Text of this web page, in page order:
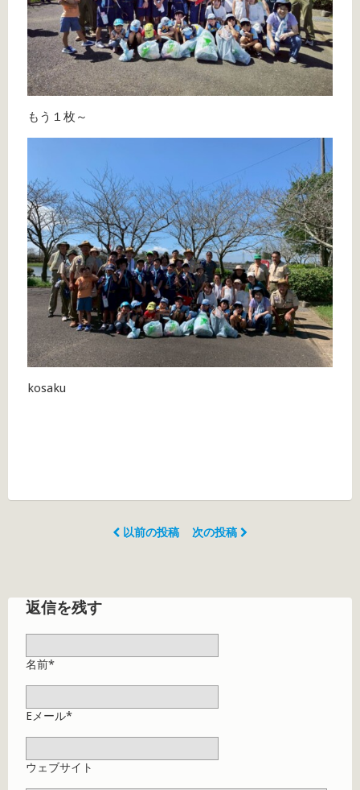
もう１枚～
kosaku
以前の投稿 次の投稿
返信を残す
名前*
Eメール*
ウェブサイト